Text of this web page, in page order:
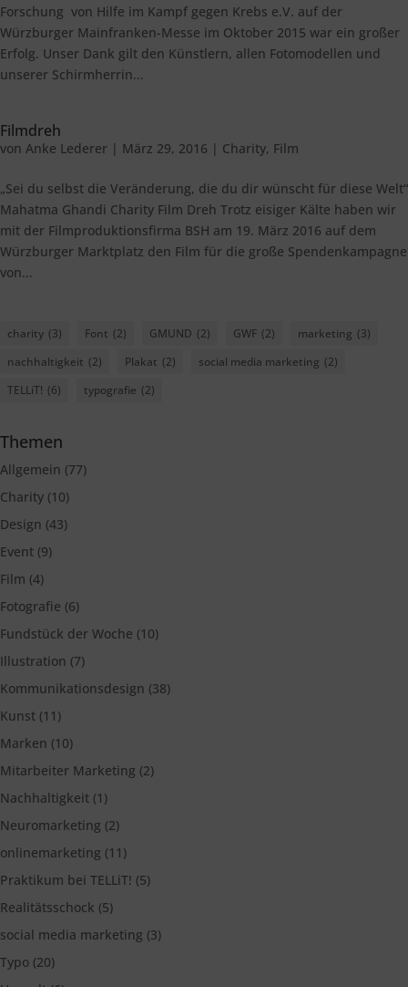
Forschung von Hilfe im Kampf gegen Krebs e.V. auf der
Würzburger Mainfranken-Messe im Oktober 2015 war ein großer
Erfolg. Unser Dank gilt den Künstlern, allen Fotomodellen und
unserer Schirmherrin...
Filmdreh
von Anke Lederer | März 29, 2016 | Charity, Film
„Sei du selbst die Veränderung, die du dir wünscht für diese Welt“
Mahatma Ghandi Charity Film Dreh Trotz eisiger Kälte haben wir
mit der Filmproduktionsfirma BSH am 19. März 2016 auf dem
Würzburger Marktplatz den Film für die große Spendenkampagne
von...
charity (3) Font (2) GMUND (2) GWF (2) marketing (3)
nachhaltigkeit (2) Plakat (2) social media marketing (2)
TELLiT! (6) typografie (2)
Themen
Allgemein (77)
Charity (10)
Design (43)
Event (9)
Film (4)
Fotografie (6)
Fundstück der Woche (10)
Illustration (7)
Kommunikationsdesign (38)
Kunst (11)
Marken (10)
Mitarbeiter Marketing (2)
Nachhaltigkeit (1)
Neuromarketing (2)
onlinemarketing (11)
Praktikum bei TELLiT! (5)
Realitätsschock (5)
social media marketing (3)
Typo (20)